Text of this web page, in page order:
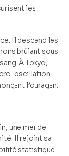
les
Il descend les
brûlant sous
À Tokyo,
oscillation.
l’ouragan.
une mer de
Il rejoint sa
statistique.